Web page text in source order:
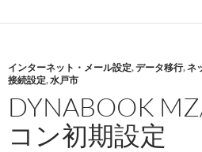
インターネット・メール設定,データ移行,ネ
接続設定,水戸市
DYNABOOK
コン初期設定